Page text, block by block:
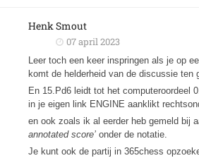
Henk Smout
07 april 2023
Leer toch een keer inspringen als je op
komt de helderheid van de discussie ten
En 15.Pd6 leidt tot het computeroordeel
in je eigen link ENGINE aanklikt
en ook zoals ik al eerder heb gemeld bij
annotated score’ onder de notatie.
Je kunt ook de partij in 365chess